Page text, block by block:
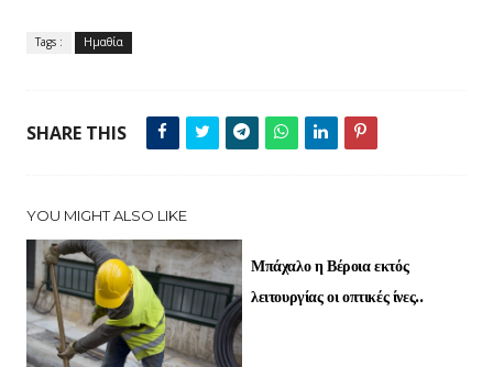
Tags : Ημαθία
SHARE THIS
YOU MIGHT ALSO LIKE
Μπάχαλο η Βέροια εκτός
λειτουργίας οι οπτικές ίνες..